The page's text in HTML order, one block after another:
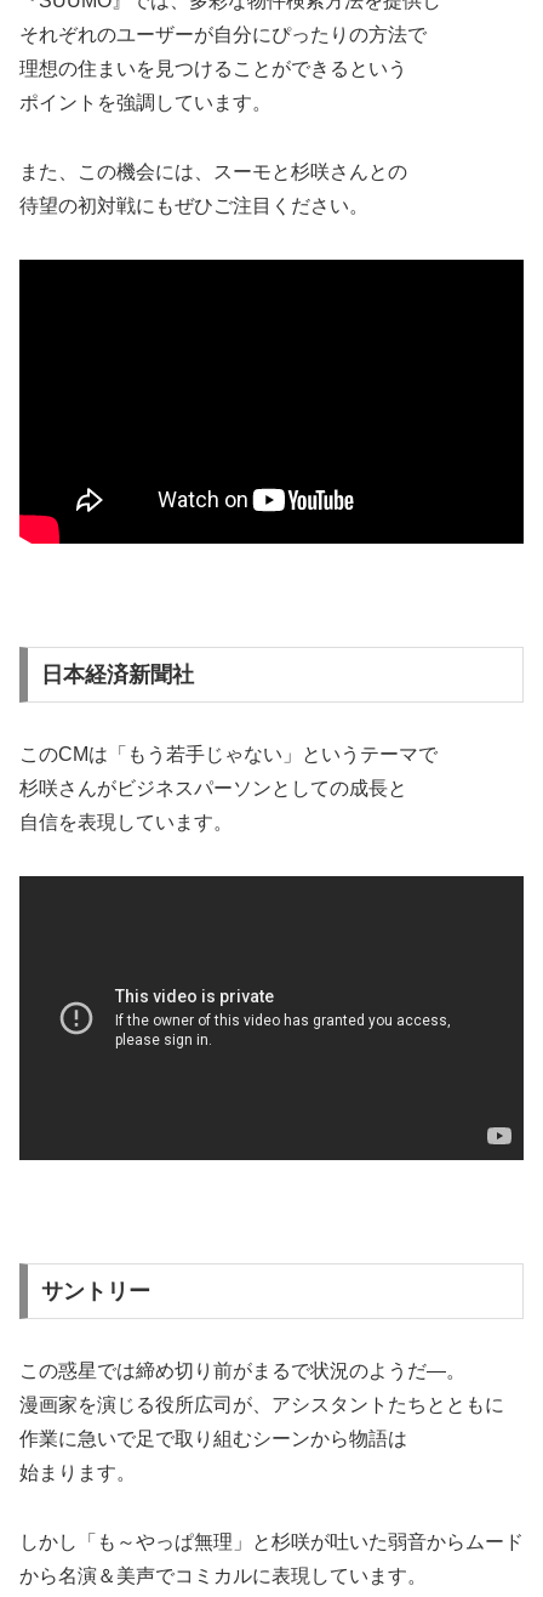
それぞれのユーザーが自分にぴったりの方法で
理想の住まいを見つけることができるという
ポイントを強調しています。
また、この機会には、スーモと杉咲さんとの
待望の初対戦にもぜひご注目ください。
日本経済新聞社
このCMは「もう若手じゃない」というテーマで
杉咲さんがビジネスパーソンとしての成長と
自信を表現しています。
サントリー
この惑星では締め切り前がまるで状況のようだ―。
漫画家を演じる役所広司が、アシスタントたちとともに
作業に急いで足で取り組むシーンから物語は
始まります。
しかし「も～やっぱ無理」と杉咲が吐いた弱音からムード
から名演＆美声でコミカルに表現しています。